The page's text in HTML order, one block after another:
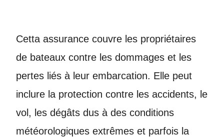
Cetta assurance couvre les propriétaires
de bateaux contre les dommages et les
pertes liés à leur embarcation. Elle peut
inclure la protection contre les accidents, le
vol, les dégâts dus à des conditions
météorologiques extrêmes et parfois la